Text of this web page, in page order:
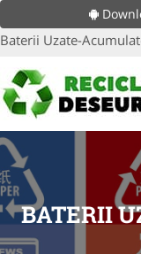
Baterii Uzate-
BATERII